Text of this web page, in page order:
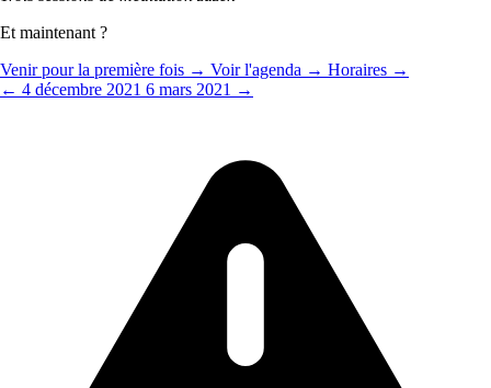
Et maintenant ?
Venir pour la première fois → Voir l'agenda → Horaires →
← 4 décembre 2021 6 mars 2021 →